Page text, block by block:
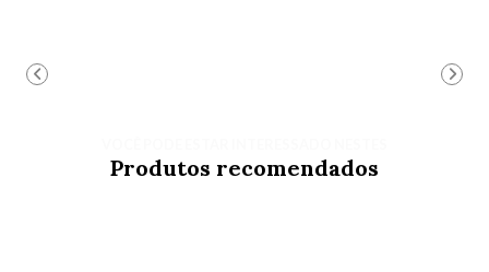
Produtos recomendados